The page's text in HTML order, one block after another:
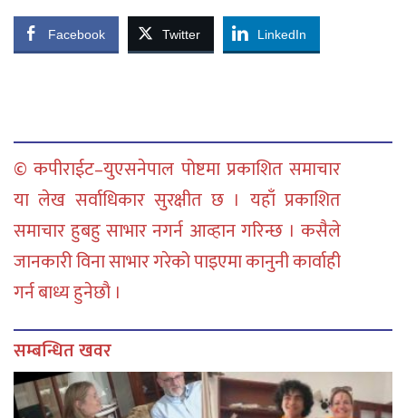
Facebook Twitter LinkedIn
© कपीराईट–युएसनेपाल पोष्टमा प्रकाशित समाचार
या लेख सर्वाधिकार सुरक्षीत छ । यहाँ प्रकाशित
समाचार हुबहु साभार नगर्न आव्हान गरिन्छ । कसैले
जानकारी विना साभार गरेको पाइएमा कानुनी कार्वाही
गर्न बाध्य हुनेछौ ।
सम्बन्धित खवर